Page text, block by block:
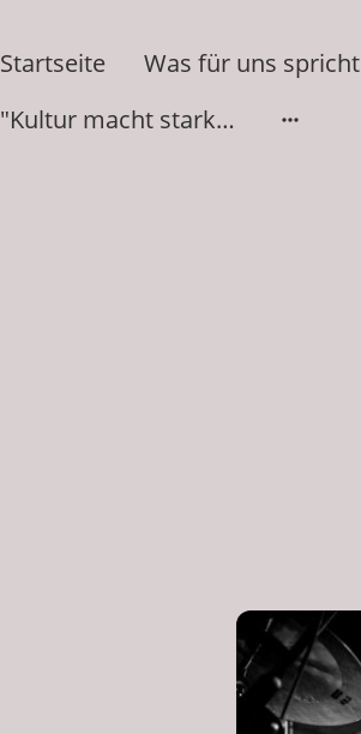
Startseite Was für uns spricht
"Kultur macht stark" 2014-2024